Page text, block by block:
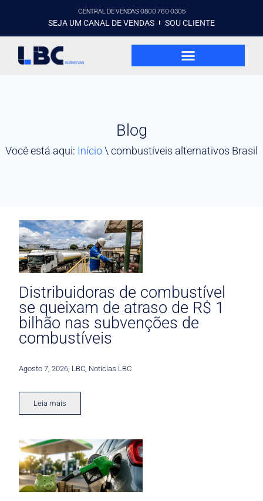
CENTRAL DE VENDAS 0800 760 0305
SEJA UM CANAL DE VENDAS SOU CLIENTE
Blog
Você está aqui: Início\ combustíveis alternativos Brasil
Distribuidoras de combustível
se queixam de atraso de R$ 1
bilhão nas subvenções de
combustíveis
Agosto 7, 2026 LBC Noticias LBC
Leia mais